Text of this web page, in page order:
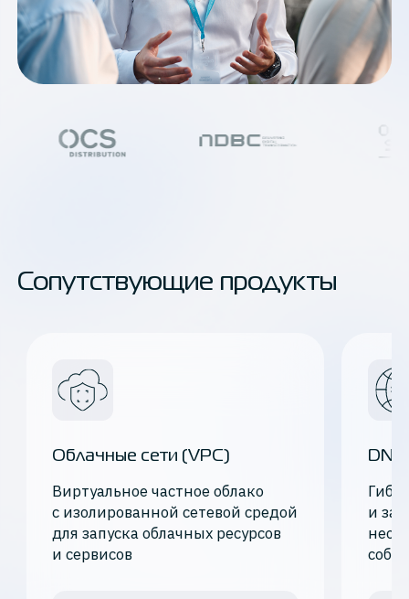
Сопутствующие продукты
Облачные сети (VPC)
Виртуальное частное облако
с изолированной сетевой средой
для запуска облачных ресурсов
и сервисов
и